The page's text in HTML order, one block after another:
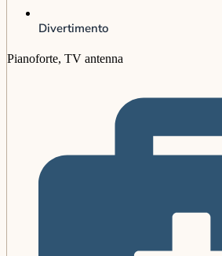
Divertimento
Pianoforte, TV antenna